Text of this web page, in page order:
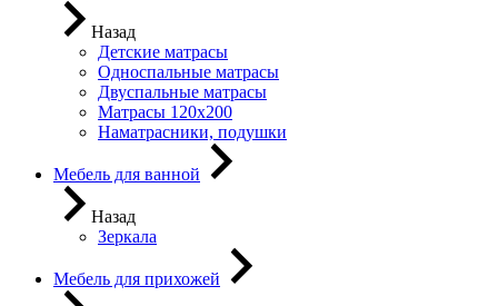
Назад
Детские матрасы
Односпальные матрасы
Двуспальные матрасы
Матрасы 120х200
Наматрасники, подушки
Мебель для ванной
Назад
Зеркала
Мебель для прихожей